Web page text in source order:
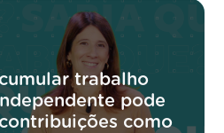
trabalho
pode
como